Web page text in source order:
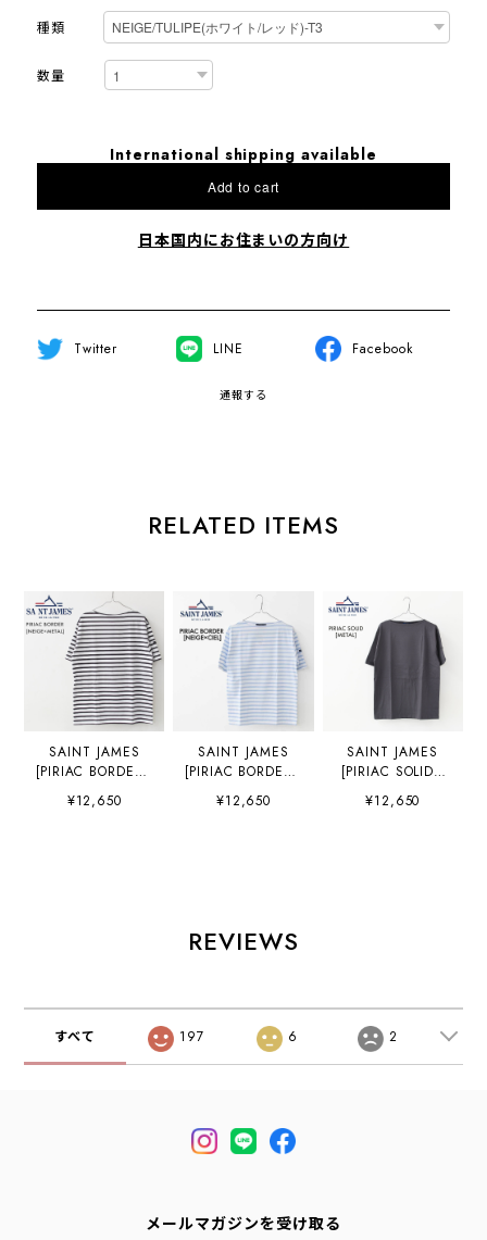
種類
数量
International shipping available
Add to cart
日本国内にお住まいの方向け
Twitter LINE Facebook
通報する
RELATED ITEMS
SAINT JAMES
[PIRIAC BORDER -
NEIGE×METAL]
[pb-nei-met] セン
[2026SS]
¥12,650
SAINT JAMES
[PIRIAC BORDER -
NEIGE×CIEL] [pb-
nei-ciel] セントジ
リアック ボーダ
ー・白×サック
¥12,650
SAINT JAMES
[PIRIAC SOLID -
METAL-] [ps-
metal] セントジェ
¥12,650
REVIEWS
すべて 197 6 2
メールマガジンを受け取る